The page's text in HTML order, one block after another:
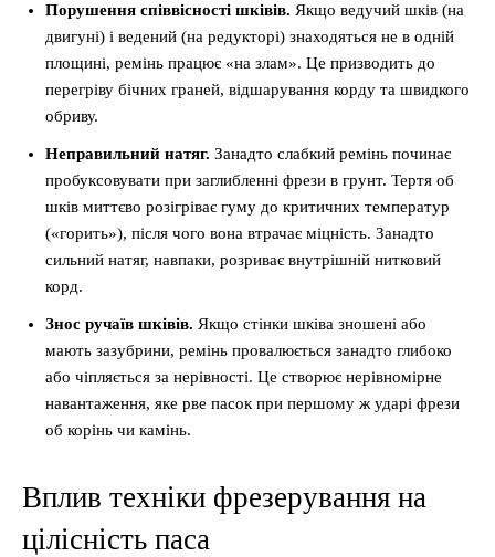
Порушення співвісності шківів. Якщо ведучий шків (на
двигуні) і ведений (на редукторі) знаходяться не в одній
площині, ремінь працює «на злам». Це призводить до
перегріву бічних граней, відшарування корду та швидкого
обриву.
Неправильний натяг. Занадто слабкий ремінь починає
пробуксовувати при заглибленні фрези в грунт. Тертя об
шків миттєво розігріває гуму до критичних температур
(«горить»), після чого вона втрачає міцність. Занадто
сильний натяг, навпаки, розриває внутрішній нитковий
корд.
Знос ручаїв шківів. Якщо стінки шківа зношені або
мають зазубрини, ремінь провалюється занадто глибоко
або чіпляється за нерівності. Це створює нерівномірне
навантаження, яке рве пасок при першому ж ударі фрези
об корінь чи камінь.
Вплив техніки фрезерування на
цілісність паса